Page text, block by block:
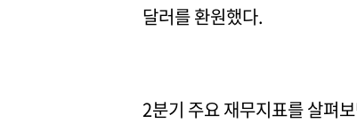
달러를 환원했다.
2분기 주요 재무지표를 살펴